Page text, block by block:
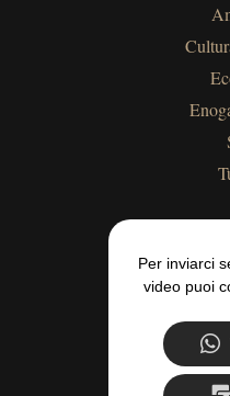
Per inviarci
video puoi